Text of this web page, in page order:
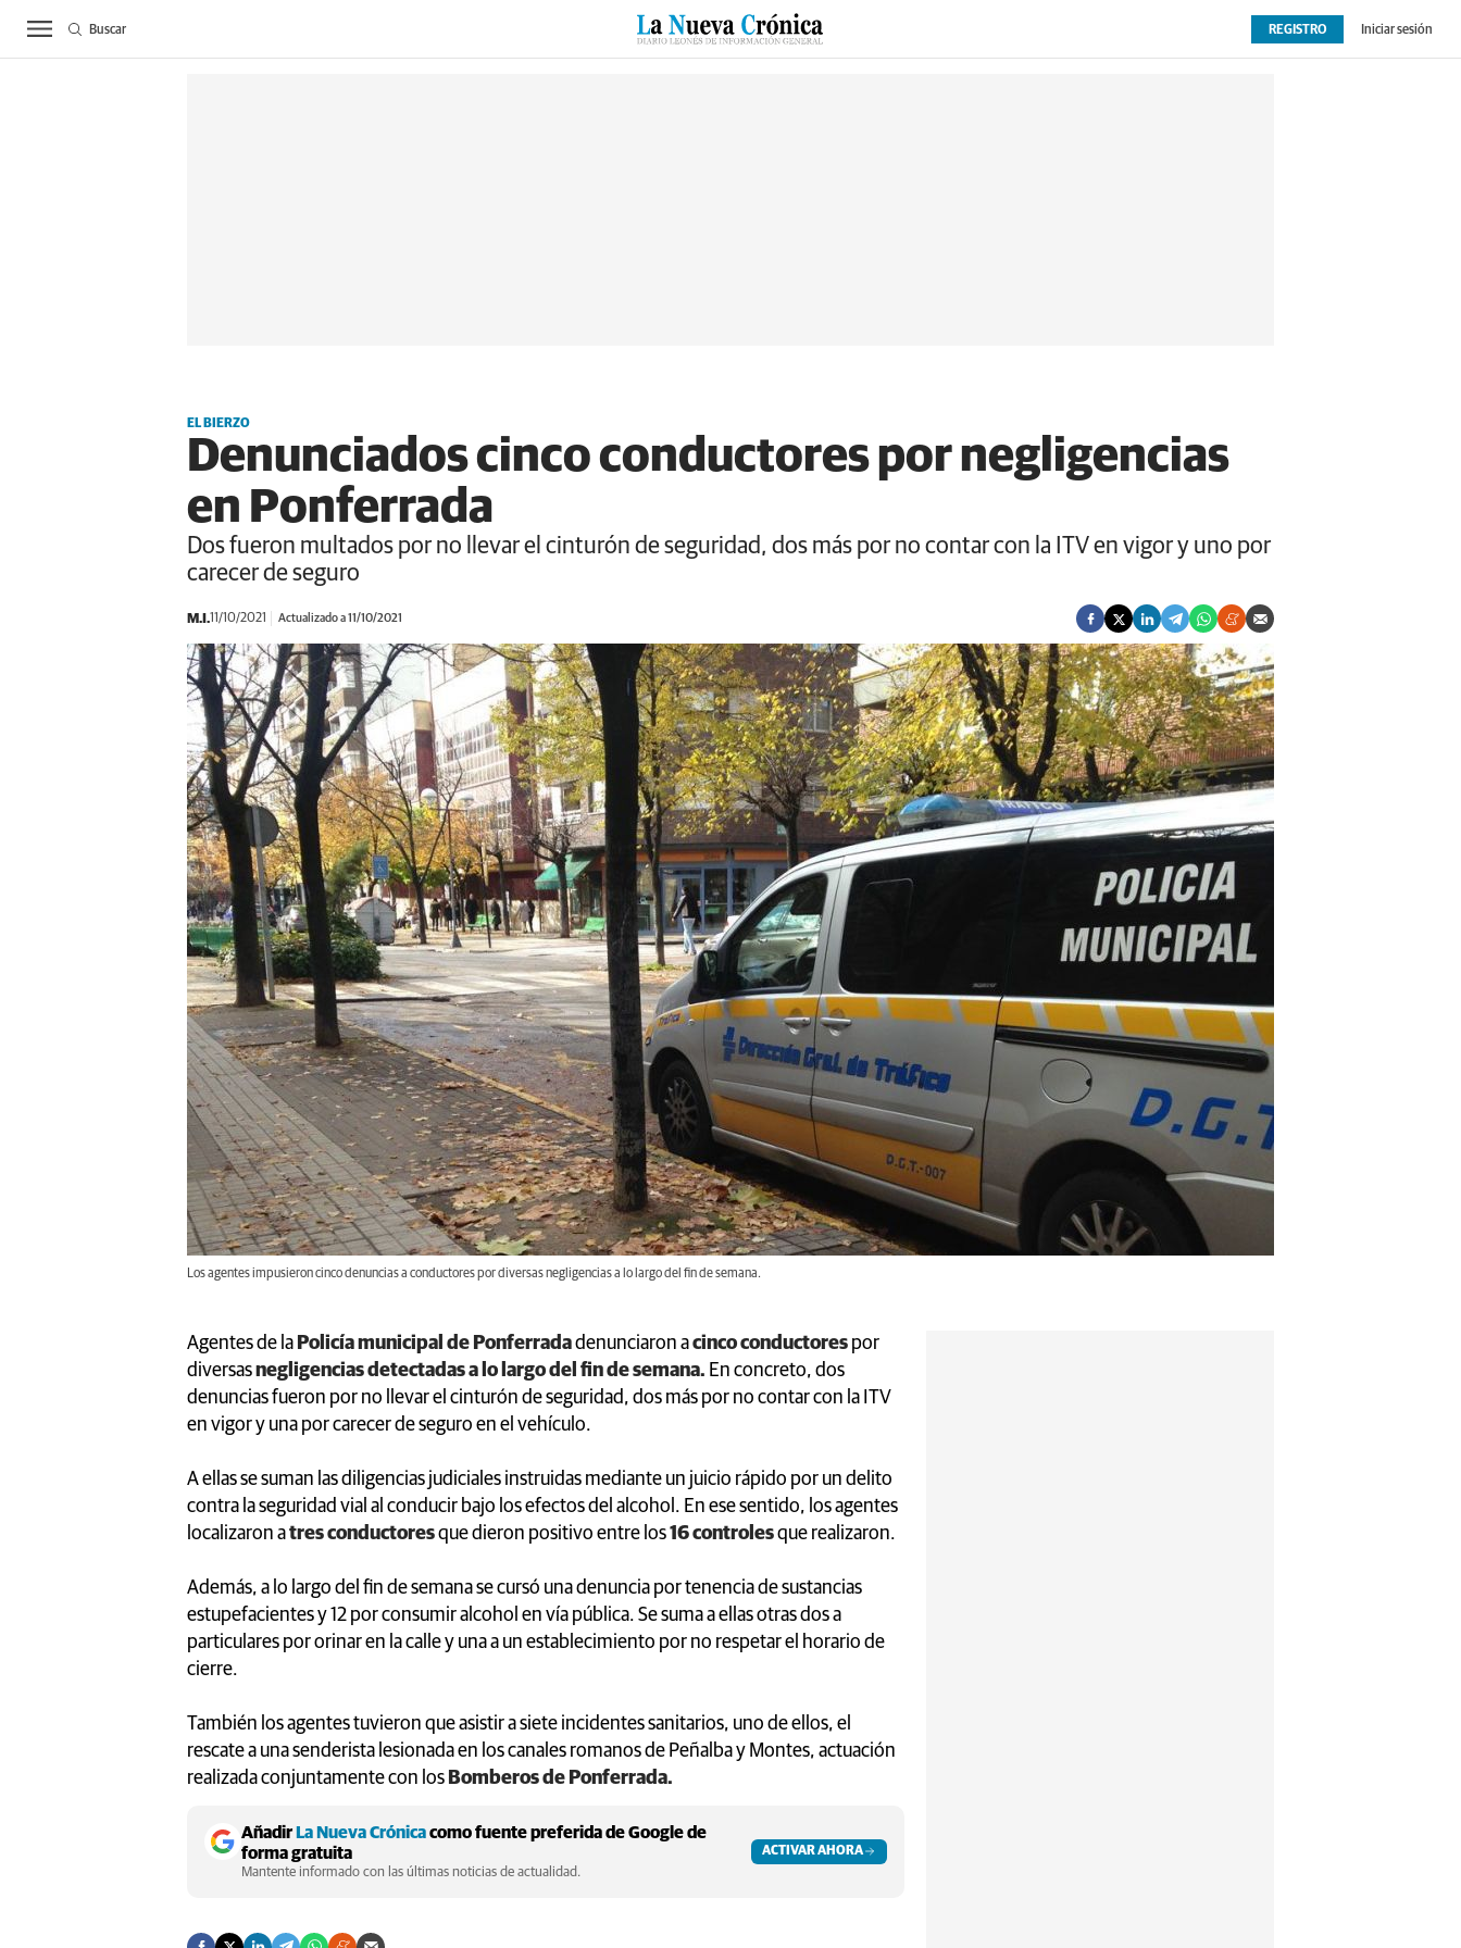
ACTUALIDAD BIERZO SUCESOS CULTURAS ESPECIALES DEPORTES OPINIÓN EXTRAS
REGISTRO Iniciar sesión
Buscar
EL BIERZO
Denunciados cinco conductores por negligencias
en Ponferrada
Dos fueron multados por no llevar el cinturón de seguridad, dos más por no contar con la ITV en vigor y uno por
carecer de seguro
M.I.11/10/2021 Actualizado a 11/10/2021
Los agentes impusieron cinco denuncias a conductores por diversas negligencias a lo largo del fin de semana.
Agentes de la Policía municipal de Ponferradadenunciaron acinco conductores por
diversasnegligencias detectadas a lo largo del fin de semana. En concreto, dos
denuncias fueron por no llevar el cinturón de seguridad, dos más por no contar con la ITV
en vigor y una por carecer de seguro en el vehículo.
A ellas se suman las diligencias judiciales instruidas mediante un juicio rápido por un delito
contra la seguridad vial al conducir bajo los efectos del alcohol. En ese sentido, los agentes
localizaron atres conductoresque dieron positivo entre los16 controlesque realizaron.
Además, a lo largo del fin de semana se cursó una denuncia por tenencia de sustancias
estupefacientes y 12 por consumir alcohol en vía pública. Se suma a ellas otras dos a
particulares por orinar en la calle y una a un establecimiento por no respetar el horario de
cierre.
También los agentes tuvieron que asistir a siete incidentes sanitarios, uno de ellos, el
rescate a una senderista lesionada en los canales romanos de Peñalba y Montes, actuación
realizada conjuntamente con los Bomberos de Ponferrada.
AñadirLa Nueva Crónicacomo fuente preferida de Google de
forma gratuita
Mantente informado con las últimas noticias de actualidad.
ACTIVAR AHORA